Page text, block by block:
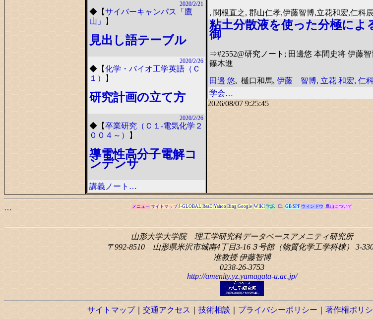
2020/2/21
◆ 【サイバーキャンパス「鷹
山」
】
見出し語テーブル
2020/2/26
◆ 【化学・バイオ工学英語（Ｃ
１）
】
研究計画の立て方
2020/2/26
◆ 【卒業研究（Ｃ１-電気化学２
００４～）
】
導電性高分子電解コ
ンデンサ
講義ノート…
, 関根直之, 郡山仁孝,伊藤智博,立花和宏,仁科
粘土分散液を使った分極によ
御
⇒#2552@研究ノート; 田邊悠 本間史将 伊藤
篠木進
田邉 悠, 樋口和馬, 伊藤 智博, 立花 和宏, 仁
学会…
2026/08/07 9:25:45
… メニュー サイトマップ J-GLOBAL ReaD Yahoo Bing Google WIKI 学認 C1 GB SPF ウィンドウ 鷹山について
山形大学大学院 理工学研究科データベースアメニティ研究所
〒992-8510 山形県米沢市城南4丁目3-16３号館（物質化学工学科棟） 3-
准教授 伊藤智博
0238-26-3753
http://amenity.yz.yamagata-u.ac.jp/
サイトマップ｜ 交通アクセス 技術相談 プライバシーポリシー 著作権ポリ